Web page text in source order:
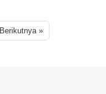
Berikutnya »